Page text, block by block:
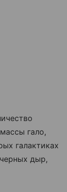
гало,
галактиках
дыр,